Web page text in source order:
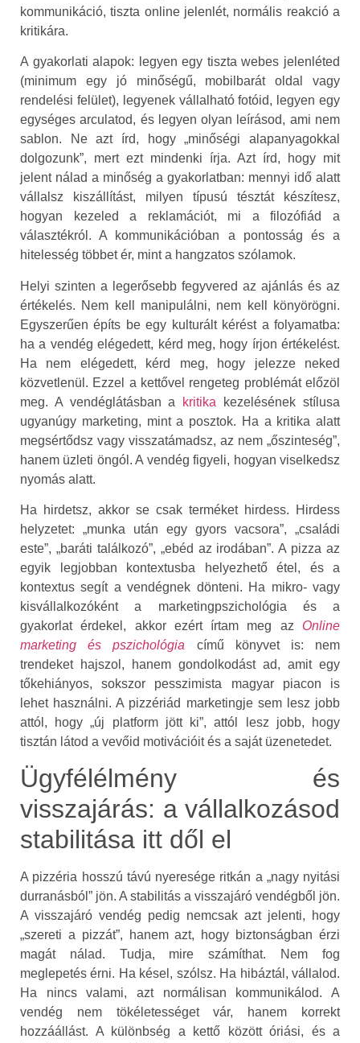
kommunikáció, tiszta online jelenlét, normális reakció a
kritikára.
A gyakorlati alapok: legyen egy tiszta webes jelenléted
(minimum egy jó minőségű, mobilbarát oldal vagy
rendelési felület), legyenek vállalható fotóid, legyen egy
egységes arculatod, és legyen olyan leírásod, ami nem
sablon. Ne azt írd, hogy „minőségi alapanyagokkal
dolgozunk”, mert ezt mindenki írja. Azt írd, hogy mit
jelent nálad a minőség a gyakorlatban: mennyi idő alatt
vállalsz kiszállítást, milyen típusú tésztát készítesz,
hogyan kezeled a reklamációt, mi a filozófiád a
választékról. A kommunikációban a pontosság és a
hitelesség többet ér, mint a hangzatos szólamok.
Helyi szinten a legerősebb fegyvered az ajánlás és az
értékelés. Nem kell manipulálni, nem kell könyörögni.
Egyszerűen építs be egy kulturált kérést a folyamatba:
ha a vendég elégedett, kérd meg, hogy írjon értékelést.
Ha nem elégedett, kérd meg, hogy jelezze neked
közvetlenül. Ezzel a kettővel rengeteg problémát előzöl
meg. A vendéglátásban a kritika kezelésének stílusa
ugyanúgy marketing, mint a posztok. Ha a kritika alatt
megsértődsz vagy visszatámadsz, az nem „őszinteség”,
hanem üzleti öngól. A vendég figyeli, hogyan viselkedsz
nyomás alatt.
Ha hirdetsz, akkor se csak terméket hirdess. Hirdess
helyzetet: „munka után egy gyors vacsora”, „családi
este”, „baráti találkozó”, „ebéd az irodában”. A pizza az
egyik legjobban kontextusba helyezhető étel, és a
kontextus segít a vendégnek dönteni. Ha mikro- vagy
kisvállalkozóként a marketingpszichológia és a
gyakorlat érdekel, akkor ezért írtam meg az Online
marketing és pszichológia című könyvet is: nem
trendeket hajszol, hanem gondolkodást ad, amit egy
tőkehiányos, sokszor pesszimista magyar piacon is
lehet használni. A pizzériád marketingje sem lesz jobb
attól, hogy „új platform jött ki”, attól lesz jobb, hogy
tisztán látod a vevőid motivációit és a saját üzenetedet.
Ügyfélélmény és
visszajárás: a vállalkozásod
stabilitása itt dől el
A pizzéria hosszú távú nyeresége ritkán a „nagy nyitási
durranásból” jön. A stabilitás a visszajáró vendégből jön.
A visszajáró vendég pedig nemcsak azt jelenti, hogy
„szereti a pizzát”, hanem azt, hogy biztonságban érzi
magát nálad. Tudja, mire számíthat. Nem fog
meglepetés érni. Ha késel, szólsz. Ha hibáztál, vállalod.
Ha nincs valami, azt normálisan kommunikálod. A
vendég nem tökéletességet vár, hanem korrekt
hozzáállást. A különbség a kettő között óriási, és a